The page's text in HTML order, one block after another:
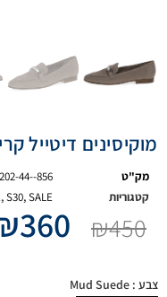
מוקיסינים דיטייל
מק"ט
44--856
קטגוריות
,S30,SALE
₪450
360
צבע : Mud Suede